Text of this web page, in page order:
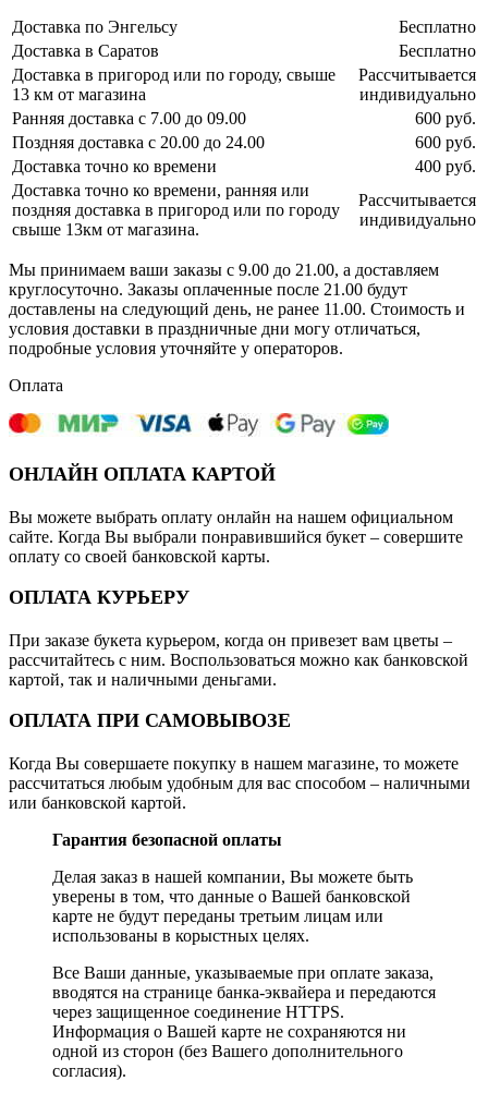
Доставка по Энгельсу
Бесплатно
Доставка в Саратов
Бесплатно
Доставка в пригород или по городу, свыше
13 км от магазина
Рассчитывается
индивидуально
Ранняя доставка с 7.00 до 09.00
600 руб.
Поздняя доставка с 20.00 до 24.00
600 руб.
Доставка точно ко времени
400 руб.
Доставка точно ко времени, ранняя или
поздняя доставка в пригород или по городу
свыше 13км от магазина.
Рассчитывается
индивидуально
Мы принимаем ваши заказы с 9.00 до 21.00, а доставляем
круглосуточно. Заказы оплаченные после 21.00 будут
доставлены на следующий день, не ранее 11.00. Стоимость и
условия доставки в праздничные дни могу отличаться,
подробные условия уточняйте у операторов.
Оплата
ОНЛАЙН ОПЛАТА КАРТОЙ
Вы можете выбрать оплату онлайн на нашем официальном
сайте. Когда Вы выбрали понравившийся букет – совершите
оплату со своей банковской карты.
ОПЛАТА КУРЬЕРУ
При заказе букета курьером, когда он привезет вам цветы –
рассчитайтесь с ним. Воспользоваться можно как банковской
картой, так и наличными деньгами.
ОПЛАТА ПРИ САМОВЫВОЗЕ
Когда Вы совершаете покупку в нашем магазине, то можете
рассчитаться любым удобным для вас способом – наличными
или банковской картой.
Гарантия безопасной оплаты
Делая заказ в нашей компании, Вы можете быть
уверены в том, что данные о Вашей банковской
карте не будут переданы третьим лицам или
использованы в корыстных целях.
Все Ваши данные, указываемые при оплате заказа,
вводятся на странице банка-эквайера и передаются
через защищенное соединение HTTPS.
Информация о Вашей карте не сохраняются ни
одной из сторон (без Вашего дополнительного
согласия).